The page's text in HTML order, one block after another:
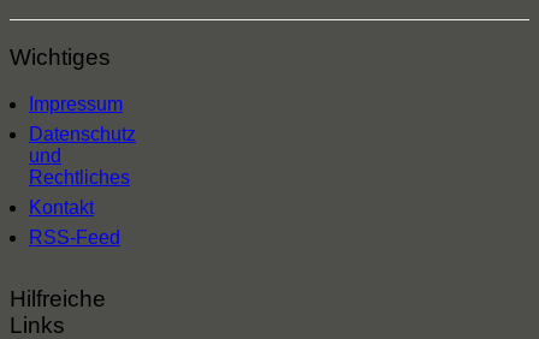
Wichtiges
Impressum
Datenschutz
und
Rechtliches
Kontakt
RSS-Feed
Hilfreiche
Links